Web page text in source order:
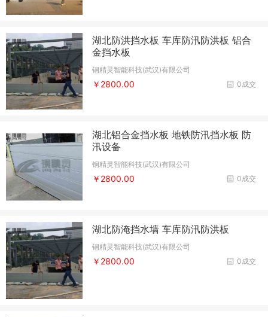
湖北防洪挡水板 车库防汛防洪板 铝合
金挡水板
钢精灵智能科技(武汉)有限公司
0成交
￥2800.00
湖北铝合金挡水板 地铁防汛挡水板 防
汛设备
钢精灵智能科技(武汉)有限公司
0成交
￥2800.00
湖北防淹挡水墙 车库防汛防洪板
钢精灵智能科技(武汉)有限公司
0成交
￥2800.00